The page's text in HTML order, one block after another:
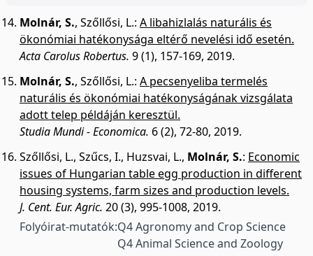
Molnár, S., Szőllősi, L.: A libahizlalás naturális és
ökonómiai hatékonysága eltérő nevelési idő esetén.
Acta Carolus Robertus. 9 (1), 157-169, 2019.
Molnár, S., Szőllősi, L.: A pecsenyeliba termelés
naturális és ökonómiai hatékonyságának vizsgálata
adott telep példáján keresztül.
Studia Mundi - Economica. 6 (2), 72-80, 2019.
Szőllősi, L., Szűcs, I., Huzsvai, L., Molnár, S.: Economic
issues of Hungarian table egg production in different
housing systems, farm sizes and production levels.
J. Cent. Eur. Agric. 20 (3), 995-1008, 2019.
Folyóirat-mutatók:Q4 Agronomy and Crop Science
Q4 Animal Science and Zoology